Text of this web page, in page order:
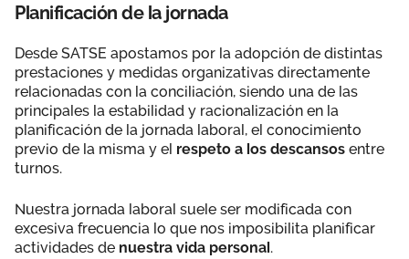
Planificación de la jornada
Desde SATSE apostamos por la adopción de distintas
prestaciones y medidas organizativas directamente
relacionadas con la conciliación, siendo una de las
principales la estabilidad y racionalización en la
planificación de la jornada laboral, el conocimiento
previo de la misma y el respeto a los descansos entre
turnos.
Nuestra jornada laboral suele ser modificada con
excesiva frecuencia lo que nos imposibilita planificar
actividades de nuestra vida personal.